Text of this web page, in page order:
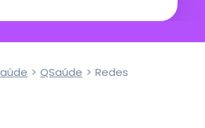
> QSaúde > Redes